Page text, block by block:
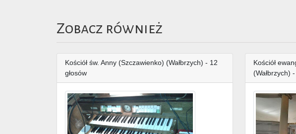
Zobacz również
Kościół św. Anny (Szczawienko) (Wałbrzych) - 12
głosów
Kościół
(Wałbrzych)